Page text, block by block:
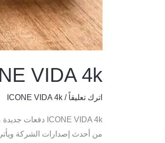
VIDA 4k
اترك تعليقاً /
ICONE VIDA 4k